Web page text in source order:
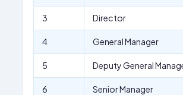
3 Director
4 General Manager
5 Deputy General
6 Senior Manager